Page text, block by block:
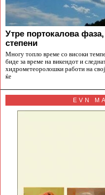
Утре портокалова
степени
Многу топло време со високи
биде за време на викендот и
хидрометеоролошки работи на
ќе
EVN